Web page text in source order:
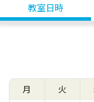
教室日時
月 火